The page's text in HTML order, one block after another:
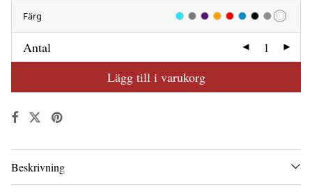
Färg
Antal
Lägg till i varukorg
Beskrivning